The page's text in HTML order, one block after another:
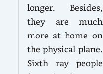
longer. Besides,
they are much
more at home on
the physical plane.
Sixth ray people